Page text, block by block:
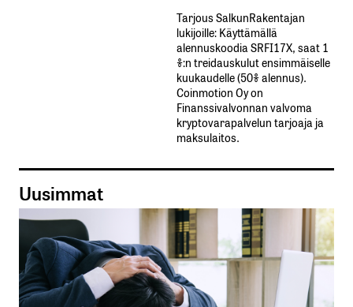
Tarjous SalkunRakentajan
lukijoille: Käyttämällä​ ​
alennuskoodia​ ​SRFI17X,​ ​saat​ ​1
%:n treidauskulut​ ​ensimmäiselle​ ​
kuukaudelle​ ​(50%​ ​alennus).
Coinmotion Oy on
Finanssivalvonnan valvoma
kryptovarapalvelun tarjoaja ja
maksulaitos.
Uusimmat